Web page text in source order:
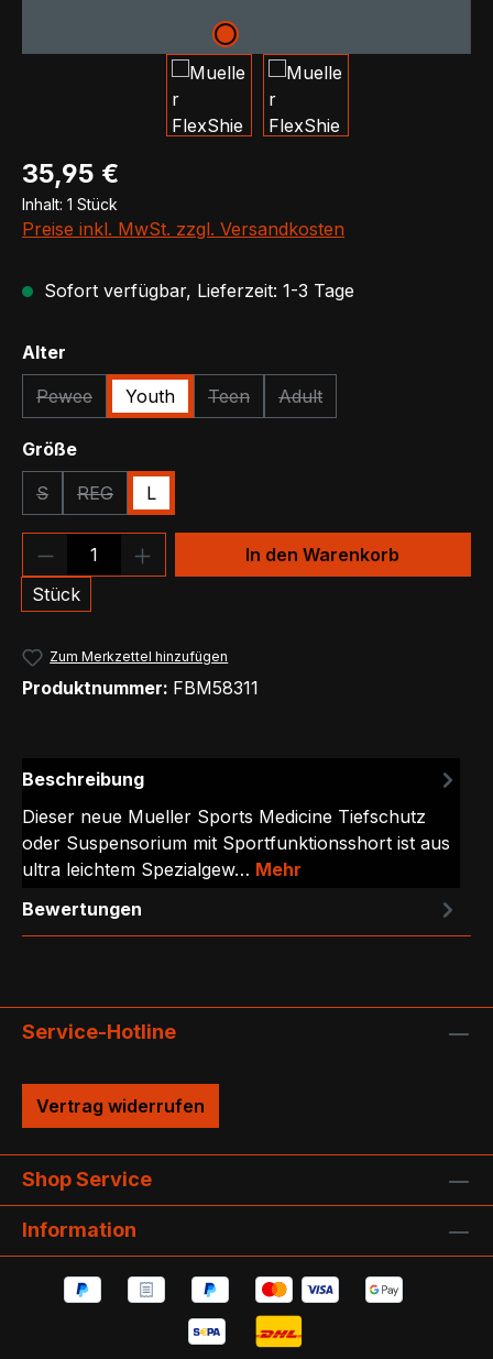
Regulärer Preis:
35,95 €
Inhalt: 1 Stück
Preise inkl. MwSt. zzgl. Versandkosten
Sofort verfügbar, Lieferzeit: 1-3 Tage
Alter
Pewee
(Diese Option ist zurzeit nicht verfügbar.)
Youth Teen
(Diese Option ist zurzeit nicht
Adult
(Diese Option ist zurzeit
Größeauswählen
S
(Diese Option ist zurzeit nicht verfügbar.)
REG
(Diese Option ist zurzeit nicht verfügbar.)
L
Produkt Anzahl: Gib den
Stück
In den Warenkorb
Zum Merkzettel hinzufügen
Produktnummer: FBM58311
Beschreibung
Dieser neue Mueller Sports Medicine Tiefschutz
oder Suspensorium mit Sportfunktionsshort ist aus
ultra leichtem Spezialgew… Mehr
Bewertungen
Service-Hotline
Vertrag widerrufen
Shop Service
Information